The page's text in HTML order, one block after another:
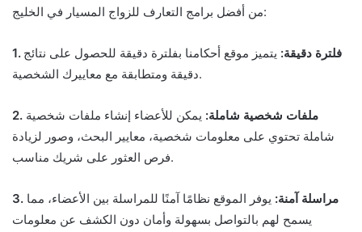
من أفضل برامج التعارف للزواج المسيار في الخليج:
1. فلترة دقيقة: يتميز موقع أحكامنا بفلترة دقيقة للحصول على نتائج
دقيقة ومتطابقة مع معاييرك الشخصية.
2. ملفات شخصية شاملة: يمكن للأعضاء إنشاء ملفات شخصية
شاملة تحتوي على معلومات شخصية، معايير البحث، وصور لزيادة
فرص العثور على شريك مناسب.
3. مراسلة آمنة: يوفر الموقع نظامًا آمنًا للمراسلة بين الأعضاء، مما
يسمح لهم بالتواصل بسهولة وأمان دون الكشف عن معلومات